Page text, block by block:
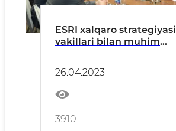
ESRI xalqaro strategiyasi
vakillari bilan muhim
26.04.2023
3910